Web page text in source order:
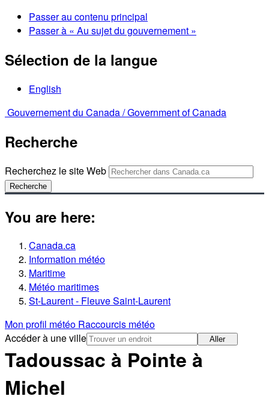
Passer au contenu principal
Passer à « Au sujet du gouvernement »
Sélection de la langue
English
Gouvernement du Canada /Government of Canada
Recherche
Recherchez le site Web
Recherche
You are here:
Canada.ca
Information météo
Maritime
Météo maritimes
St-Laurent - Fleuve Saint-Laurent
Mon profil météo Raccourcis météo
Accéder à une ville
Aller
Tadoussac à Pointe à
Michel